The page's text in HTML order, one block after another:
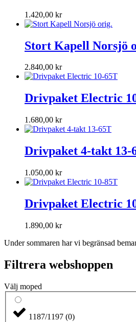
1.420,00 kr
Stort Kapell Norsjö
2.840,00 kr
Drivpaket Electric
1.680,00 kr
Drivpaket 4-takt 13-
1.050,00 kr
Drivpaket Electric
1.890,00 kr
Under sommaren har vi begränsad
Filtrera webshoppen
Välj moped
1187/1197 (0)